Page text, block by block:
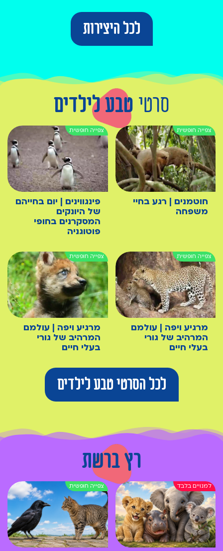
לכל היצירות
סרטי טבע לילדים
חוטמנים | רגע בחיי
משפחה
פינגווינים | יום בחייהם
של היונקים
המסקרנים בחופי
פוטוגניה
מרגיע ויפה | עולמם
המרהיב של גורי
בעלי חיים
מרגיע ויפה | עולמם
המרהיב של גורי
בעלי חיים
לכל הסרטי טבע לילדים
רץ ברשת